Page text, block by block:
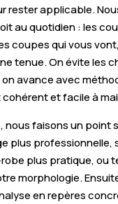
rester applicable.
au quotidien : les
coupes qui vous
tenue. On évite les
on avance avec
et facile à
nous faisons un point
plus professionnelle,
plus pratique, ou
morphologie.
en repères